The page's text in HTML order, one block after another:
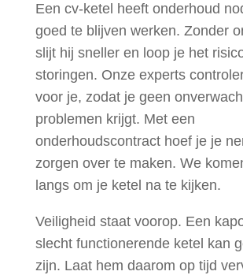
Een cv-ketel heeft onderhoud
goed te blijven werken. Zonder
slijt hij sneller en loop je het
storingen. Onze experts
voor je, zodat je geen
problemen krijgt. Met een
onderhoudscontract hoef je je
zorgen over te maken. We
langs om je ketel na te kijken.
Veiligheid staat voorop. Een
slecht functionerende ketel kan
zijn. Laat hem daarom op tijd